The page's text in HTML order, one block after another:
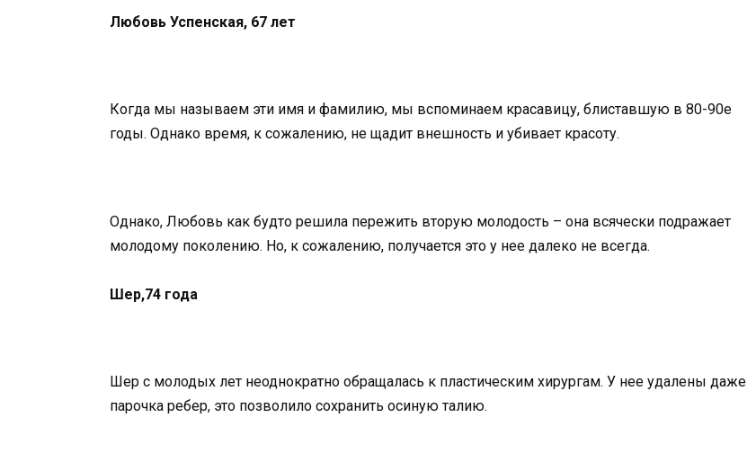
Любовь Успенская, 67 лет
Когда мы называем эти имя и фамилию, мы вспоминаем красавицу, блиставшую в 80-90е
годы. Однако время, к сожалению, не щадит внешность и убивает красоту.
Однако, Любовь как будто решила пережить вторую молодость – она всячески подражает
молодому поколению. Но, к сожалению, получается это у нее далеко не всегда.
Шер,74 года
Шер с молодых лет неоднократно обращалась к пластическим хирургам. У нее удалены даже
парочка ребер, это позволило сохранить осиную талию.